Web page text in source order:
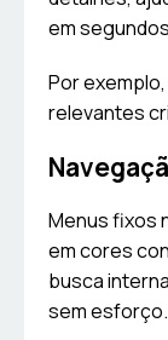
em
Por
relevantes
Menus fixos
em cores
busca
sem esforço.